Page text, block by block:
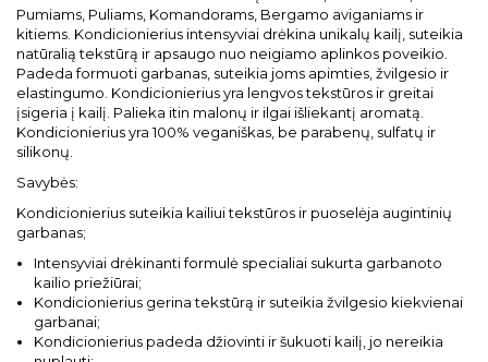
Pumiams, Puliams, Komandorams, Bergamo aviganiams ir
kitiems. Kondicionierius intensyviai drėkina unikalų kailį, suteikia
natūralią tekstūrą ir apsaugo nuo neigiamo aplinkos poveikio.
Padeda formuoti garbanas, suteikia joms apimties, žvilgesio ir
elastingumo. Kondicionierius yra lengvos tekstūros ir greitai
įsigeria į kailį. Palieka itin malonų ir ilgai išliekantį aromatą.
Kondicionierius yra 100% veganiškas, be parabenų, sulfatų ir
silikonų.
Savybės:
Kondicionierius suteikia kailiui tekstūros ir puoselėja augintinių
garbanas;
Intensyviai drėkinanti formulė specialiai sukurta garbanoto
kailio priežiūrai;
Kondicionierius gerina tekstūrą ir suteikia žvilgesio kiekvienai
garbanai;
Kondicionierius padeda džiovinti ir šukuoti kailį, jo nereikia